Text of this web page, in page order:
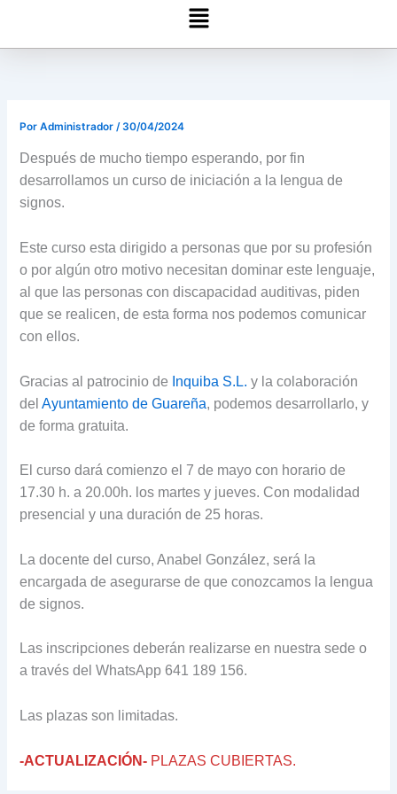
Menú
PorAdministrador/30/04/2024
Después de mucho tiempo esperando, por fin
desarrollamos un curso de iniciación a la lengua de
signos.
Este curso esta dirigido a personas que por su profesión
o por algún otro motivo necesitan dominar este lenguaje,
al que las personas con discapacidad auditivas, piden
que se realicen, de esta forma nos podemos comunicar
con ellos.
Gracias al patrocinio de Inquiba S.L. y la colaboración
delAyuntamiento de Guareña, podemos desarrollarlo, y
de forma gratuita.
El curso dará comienzo el 7 de mayo con horario de
17.30 h. a 20.00h. los martes y jueves. Con modalidad
presencial y una duración de 25 horas.
La docente del curso, Anabel González, será la
encargada de asegurarse de que conozcamos la lengua
de signos.
Las inscripciones deberán realizarse en nuestra sede o
a través del WhatsApp 641 189 156.
Las plazas son limitadas.
-ACTUALIZACIÓN- PLAZAS CUBIERTAS.